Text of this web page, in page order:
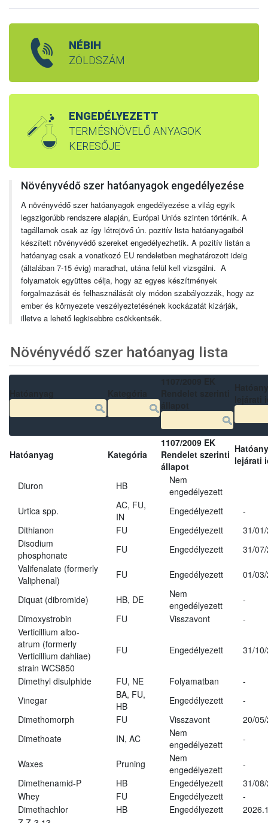
NÉBIH
ZÖLDSZÁM
ENGEDÉLYEZETT
TERMÉSNÖVELŐ ANYAGOK
KERESŐJE
Növényvédő szer hatóanyagok engedélyezése
A növényvédő szer hatóanyagok engedélyezése a világ egyik
legszigorúbb rendszere alapján, Európai Uniós szinten történik. A
tagállamok csak az így létrejövő ún. pozitív lista hatóanyagaiból
készített növényvédő szereket engedélyezhetik. A pozitív listán a
hatóanyag csak a vonatkozó EU rendeletben meghatározott ideig
(általában 7-15 évig) maradhat, utána felül kell vizsgálni. A
folyamatok együttes célja, hogy az egyes készítmények
forgalmazását és felhasználását oly módon szabályozzák, hogy az
ember és környezete veszélyeztetésének kockázatát kizárják,
illetve a lehető legkisebbre csökkentsék.
Növényvédő szer hatóanyag lista
Hatóanyag Kategória
1107/2009 EK
Rendelet szerinti
állapot
lejárati
Diuron HB
Nem
engedélyezett
Urtica spp.
AC, FU,
IN
Engedélyezett
-
Dithianon
FU Engedélyezett
31/
Disodium
phosphonate
FU Engedélyezett
31/
Valifenalate (formerly
Valiphenal)
FU Engedélyezett 01/
Diquat (dibromide) HB, DE
Nem
engedélyezett
-
Dimoxystrobin
FU Visszavont
-
Verticillium albo-
atrum (formerly
Verticillium dahliae)
strain WCS850
FU Engedélyezett 31/
Dimethyl disulphide FU, NE Folyamatban
-
Vinegar
BA, FU,
HB
Engedélyezett
-
Dimethomorph
FU Visszavont
20/
Dimethoate
IN, AC
Nem
engedélyezett
-
Waxes Pruning
Nem
engedélyezett
-
Dimethenamid-P
HB Engedélyezett
31/
Whey
FU Engedélyezett
-
Dimethachlor
HB Engedélyezett